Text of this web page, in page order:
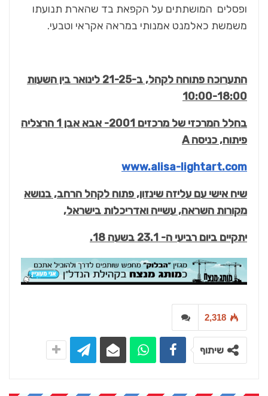
ופסלים המושתתים על הקפאת בד שהארת תנועתו
משמשת כאלמנט אמנותי במראה אקראי וטבעי.
התערוכה פתוחה לקהל, ב-21-25 לינואר בין השעות
10:00-18:00
בחלל המרכזי של מרכזים 2001- אבא אבן 1 הרצליה
פיתוח, כניסהA
www.alisa-lightart.com
שיח אישי עם עליזה שינזון, פתוח לקהל הרחב, בנושא
מקורות השראה, עשייה ואדריכלות בישראל,
יתקיים ביום רביעי ה- 23.1 בשעה 18.
2,318
שיתוף